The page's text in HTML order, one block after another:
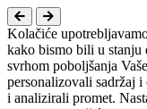
Kolačiće
kako bismo bili u stanju
svrhom poboljšanja
personalizovali sadržaj
i analizirali promet.